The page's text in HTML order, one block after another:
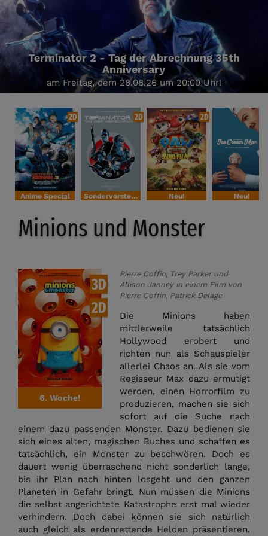
Terminator 2 - Tag der Abrechnung 35th
Anniversary
am Freitag, dem 28.08.26 um 20:00 Uhr!
2D
Anime Special
2D
Sondervorstellung
2D
Neu! Neu!
Minions und Monster
3D
2D
6. Woche!
Pierre Coffin, Trey Parker und
Allison Janney in einem Film von
Pierre Coffin, Patrick Delage
Die Minions haben
mittlerweile tatsächlich
Hollywood erobert und
richten nun als Schauspieler
allerlei Chaos an. Als sie vom
Regisseur Max dazu ermutigt
werden, einen Horrorfilm zu
produzieren, machen sie sich
sofort auf die Suche nach
einem dazu passenden Monster. Dazu bedienen sie
sich eines alten, magischen Buches und schaffen es
tatsächlich, ein Monster zu beschwören. Doch es
dauert wenig überraschend nicht sonderlich lange,
bis ihr Plan nach hinten losgeht und den ganzen
Planeten in Gefahr bringt. Nun müssen die Minions
die selbst angerichtete Katastrophe erst mal wieder
verhindern. Doch dabei können sie sich natürlich
auch gleich als erdenrettende Helden präsentieren.